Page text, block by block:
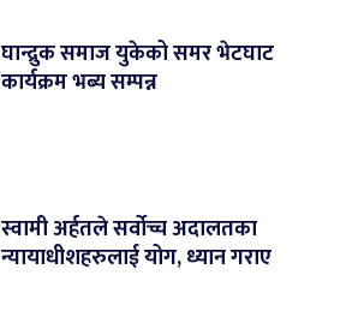
घान्द्रुक समाज युकेको समर भेटघाट
कार्यक्रम भब्य सम्पन्न
स्वामी अर्हतले सर्वोच्च अदालतका
न्यायाधीशहरुलाई योग, ध्यान गराए